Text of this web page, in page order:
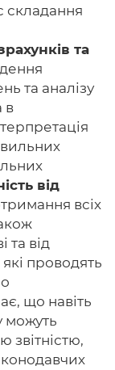
складання
та
та аналізу
в
від
всіх
та від
проводять
що навіть
можуть
звітністю,